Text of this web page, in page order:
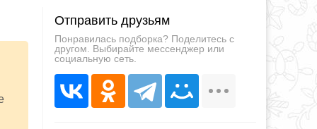
Отправить друзьям
Понравилась подборка? Поделитесь с
другом. Выбирайте мессенджер или
социальную сеть.